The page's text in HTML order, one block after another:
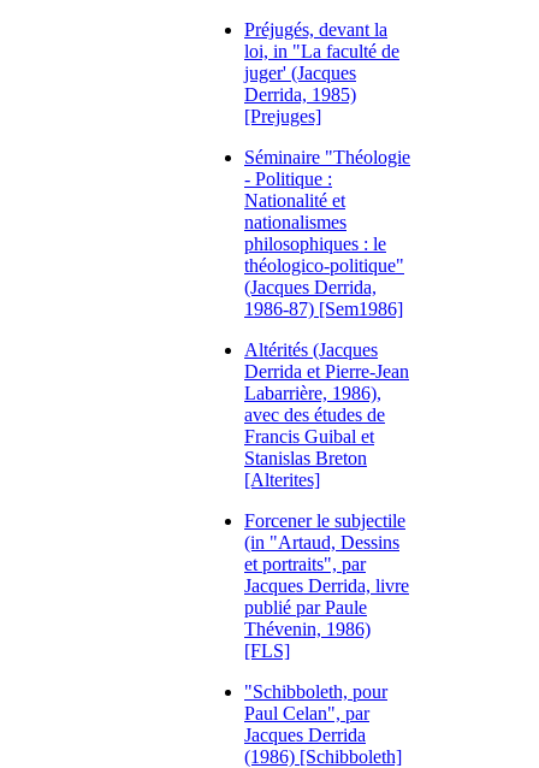
Préjugés, devant la
loi, in "La faculté de
juger' (Jacques
Derrida, 1985)
[Prejuges]
Séminaire "Théologie
- Politique :
Nationalité et
nationalismes
philosophiques : le
théologico-politique"
(Jacques Derrida,
1986-87) [Sem1986]
Altérités (Jacques
Derrida et Pierre-Jean
Labarrière, 1986),
avec des études de
Francis Guibal et
Stanislas Breton
[Alterites]
Forcener le subjectile
(in "Artaud, Dessins
et portraits", par
Jacques Derrida, livre
publié par Paule
Thévenin, 1986)
[FLS]
"Schibboleth, pour
Paul Celan", par
Jacques Derrida
(1986) [Schibboleth]